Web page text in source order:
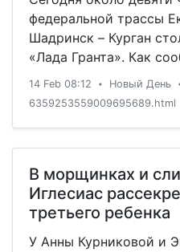
федеральной трассы
Шадринск – Курган
«Лада Гранта». Как
пресс-службе УГИБДД
области, водитель
14 Feb 08:12 • Новый День
6359253559009695689.html
В морщинках и
Иглесиас
третьего ребенка
У Анны Курниковой и